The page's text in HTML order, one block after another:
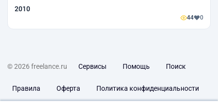
2010
44 0
© 2026 freelance.ru Сервисы Помощь Поиск
Правила Оферта Политика конфиденциальности